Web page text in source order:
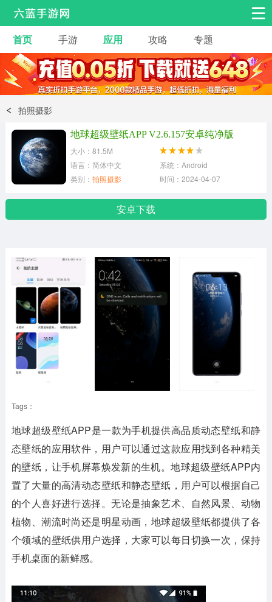
安卓手游 手游工具
热门手游 角色扮演 益智休闲
动作射击
冒险解谜
体育竞技
首页 手游 应用 攻略 专题
拍照摄影
地球超级壁纸APP V2.6.157安卓纯净版
大小：81.5M
语言：简体中文
系统：Android
类别： 拍照摄影 时间：2024-04-07
安卓下载
Tags：
地球超级壁纸APP是一款为手机提供高品质动态壁纸和静
态壁纸的应用软件，用户可以通过这款应用找到各种精美
的壁纸，让手机屏幕焕发新的生机。地球超级壁纸APP内
置了大量的高清动态壁纸和静态壁纸，用户可以根据自己
的个人喜好进行选择。无论是抽象艺术、自然风景、动物
植物、潮流时尚还是明星动画，地球超级壁纸都提供了各
个领域的壁纸供用户选择，大家可以每日切换一次，保持
手机桌面的新鲜感。